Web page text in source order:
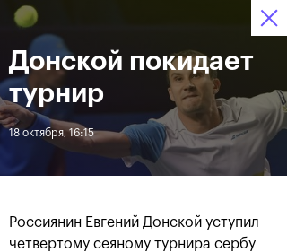
12–20 октября 2019
Ледовый Дворец
“Крылатское”
12 : : 42
Новости
ЛЕНТА
Донской покидает
турнир
18 октября, 16:15
Россиянин Евгений Донской уступил
четвертому сеяному турнира сербу